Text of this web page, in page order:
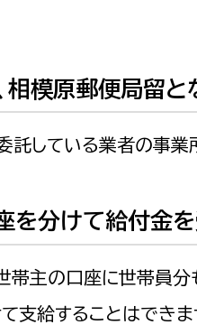
模原郵便局留と
託している業者の事業
分けて給付金を
主の口座に世帯員分
支給することはできま